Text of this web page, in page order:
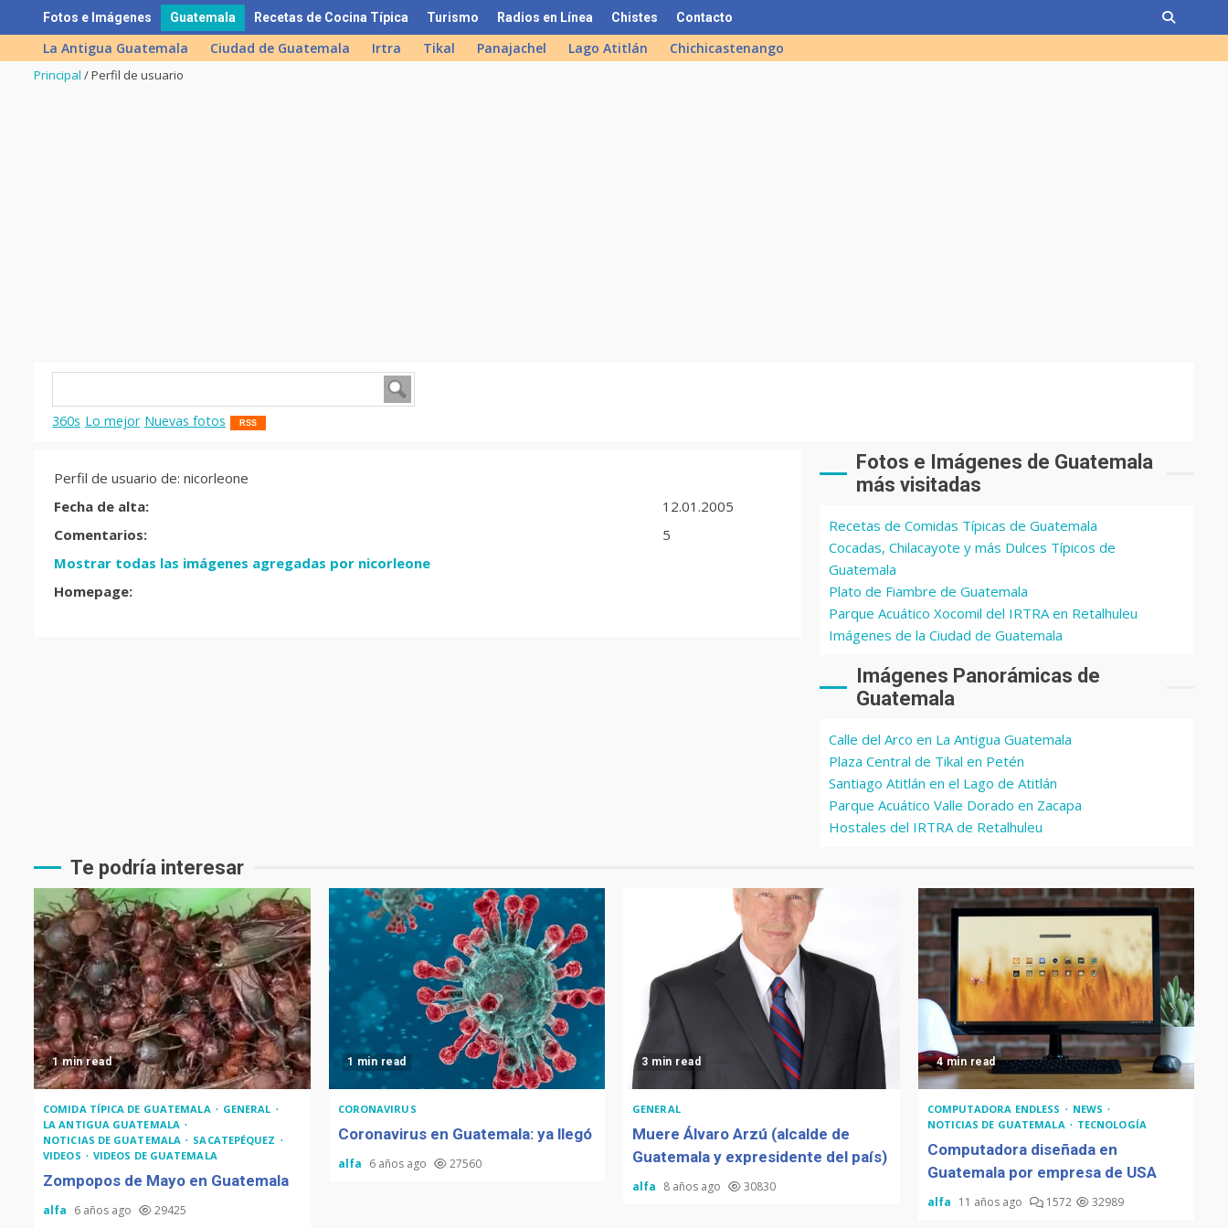
to
content
Fotos e Imágenes Guatemala Recetas de Cocina Típica Turismo Radios en Línea Chistes Contacto
La Antigua Guatemala Ciudad de Guatemala Irtra Tikal Panajachel Lago Atitlán Chichicastenango
Principal /Perfil de usuario
360s Lo mejor Nuevas fotos RSS
Perfil de usuario de: nicorleone
Fecha de alta:
12.01.2005
Comentarios:
5
Mostrar todas las imágenes agregadas por nicorleone
Homepage:
Fotos e Imágenes de Guatemala
más visitadas
Recetas de Comidas Típicas de Guatemala
Cocadas, Chilacayote y más Dulces Típicos de
Guatemala
Plato de Fiambre de Guatemala
Parque Acuático Xocomil del IRTRA en Retalhuleu
Imágenes de la Ciudad de Guatemala
Imágenes Panorámicas de
Guatemala
Calle del Arco en La Antigua Guatemala
Plaza Central de Tikal en Petén
Santiago Atitlán en el Lago de Atitlán
Parque Acuático Valle Dorado en Zacapa
Hostales del IRTRA de Retalhuleu
Te podría interesar
1 min read
COMIDA TÍPICA DE GUATEMALA
GENERAL
LA ANTIGUA GUATEMALA
NOTICIAS DE GUATEMALA
SACATEPÉQUEZ
VIDEOS
VIDEOS DE GUATEMALA
Zompopos de Mayo en Guatemala
alfa 6 años ago 29425
1 min read
CORONAVIRUS
Coronavirus en Guatemala: ya llegó
alfa 6 años ago 27560
3 min read
GENERAL
Muere Álvaro Arzú (alcalde de
Guatemala y expresidente del país)
alfa 8 años ago 30830
4 min read
COMPUTADORA ENDLESS
NEWS
NOTICIAS DE GUATEMALA
TECNOLOGÍA
Computadora diseñada en
Guatemala por empresa de USA
alfa 11 años ago 1572 32989